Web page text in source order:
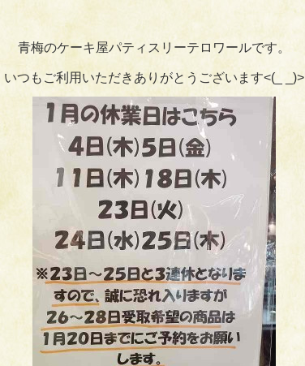
青梅のケーキ屋パティスリーテロワールです。
いつもご利用いただきありがとうございます<(_ _)>